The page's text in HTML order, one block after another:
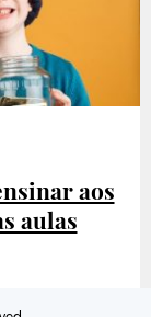
aos
aulas